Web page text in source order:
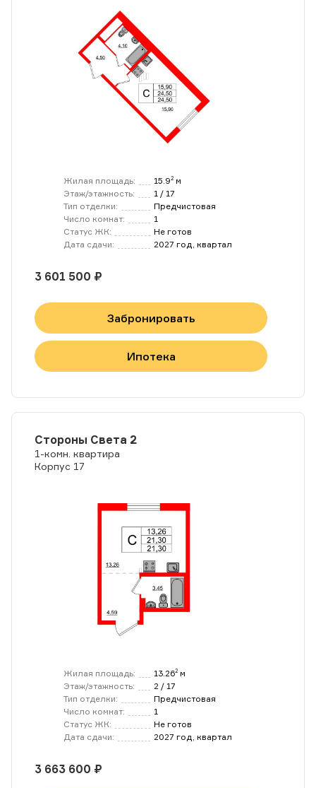
Жилая площадь: 15.92 м
Этаж/этажность:
1 / 17
Тип отделки:
Предчистовая
Число комнат:
1
Статус ЖК:
Не готов
Дата сдачи:
2027 год, квартал
3 601 500 ₽
Забронировать
Ипотека
Стороны Света 2
1-комн. квартира
Корпус 17
Жилая площадь: 13.262 м
Этаж/этажность:
2 / 17
Тип отделки:
Предчистовая
Число комнат:
1
Статус ЖК:
Не готов
Дата сдачи:
2027 год, квартал
3 663 600 ₽